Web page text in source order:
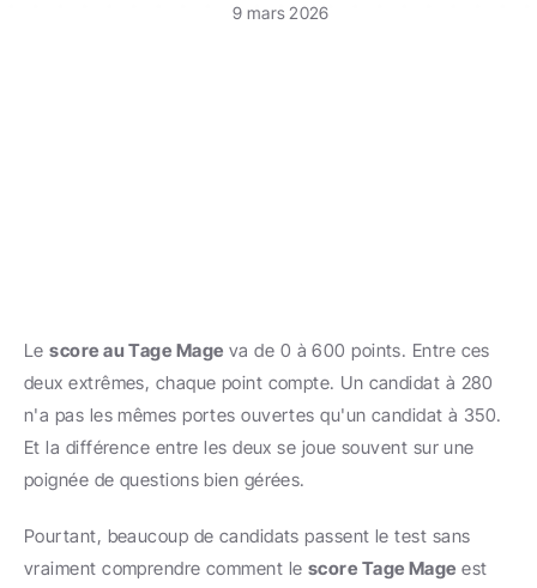
9 mars 2026
Le score au Tage Mage va de 0 à 600 points. Entre ces
deux extrêmes, chaque point compte. Un candidat à 280
n'a pas les mêmes portes ouvertes qu'un candidat à 350.
Et la différence entre les deux se joue souvent sur une
poignée de questions bien gérées.
Pourtant, beaucoup de candidats passent le test sans
vraiment comprendre comment le score Tage Mage est